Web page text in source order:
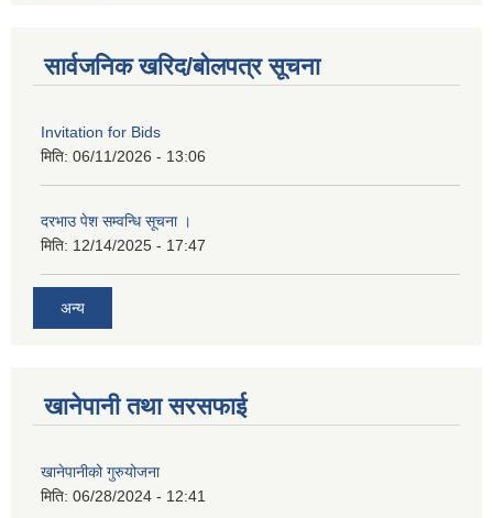
सार्वजनिक खरिद/बोलपत्र सूचना
Invitation for Bids
मिति: 06/11/2026 - 13:06
दरभाउ पेश सम्वन्धि सूचना ।
मिति: 12/14/2025 - 17:47
अन्य
खानेपानी तथा सरसफाई
खानेपानीको गुरुयोजना
मिति: 06/28/2024 - 12:41